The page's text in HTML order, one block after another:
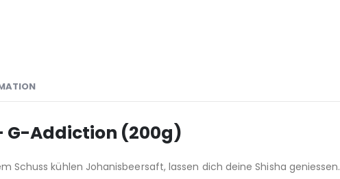
G-Addiction (200g)
Schuss kühlen Johanisbeersaft, lassen dich deine Shisha geniessen.